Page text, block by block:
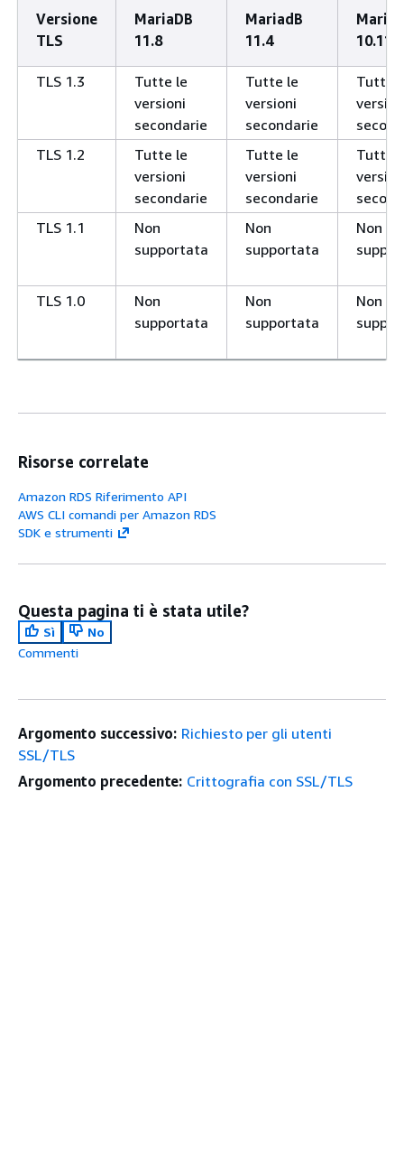
Versione
TLS
MariaDB
11.8
MariadB
11.4
10.11
TLS 1.3
Tutte le
versioni
secondarie
Tutte le
versioni
secondarie
Tutte
TLS 1.2
Tutte le
versioni
secondarie
Tutte le
versioni
secondarie
Tutte
TLS 1.1
Non
supportata
Non
supportata
Non
TLS 1.0
Non
supportata
Non
supportata
Non
Risorse correlate
Amazon RDS Riferimento API
AWS CLI comandi per Amazon RDS
SDK e strumenti
Questa pagina ti è stata utile?
Sì
No
Commenti
Argomento successivo: Richiesto per gli utenti
SSL/TLS
Argomento precedente: Crittografia con SSL/TLS